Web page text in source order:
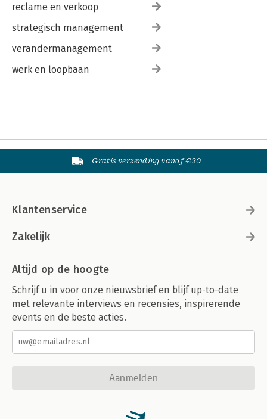
reclame en verkoop
strategisch management
verandermanagement
werk en loopbaan
Gratis verzending vanaf €20
Klantenservice
Zakelijk
Altijd op de hoogte
Schrijf u in voor onze nieuwsbrief en blijf up-to-date
met relevante interviews en recensies, inspirerende
events en de beste acties.
Aanmelden